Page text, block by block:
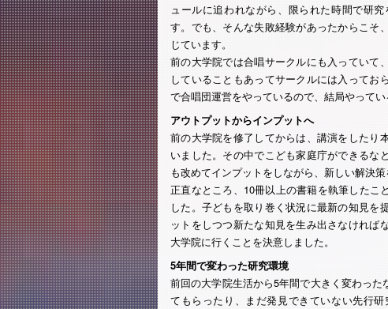
ュールに追われながら、限られた時間で研
す。でも、そんな失敗経験があったからこそ
じています。
前の大学院では合唱サークルにも入っていて
していることもあってサークルには入ってお
で合唱団運営をやっているので、結局やってい
アウトプットからインプットへ
前の大学院を修了してからは、講演をしたり
いました。その中でこども家庭庁ができるな
も改めてインプットをしながら、新しい解決
正直なところ、10冊以上の書籍を執筆したこ
した。子どもを取り巻く状況に最新の知見を
ットをしつつ新たな知見を生み出さなければ
大学院に行くことを決意しました。
5年間で変わった研究環境
前回の大学院生活から5年間で大きく変わっ
てもらったり、まだ発見できていない先行